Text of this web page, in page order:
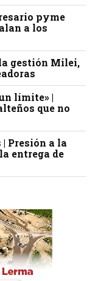
pyme
a los
gestión Milei,
límite» |
que no
| Presión a la
entrega de